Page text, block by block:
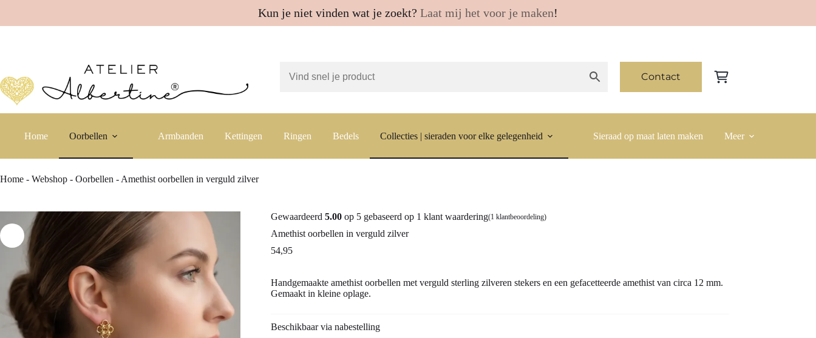
Kun je niet vinden wat je zoekt? Laat mij het voor je maken!
inhoud
Contact Winkelwagen
Home Oorbellen Armbanden Kettingen Ringen Bedels Collecties | sieraden voor elke gelegenheid Sieraad op maat laten maken Meer
Home - Webshop - Oorbellen - Amethist oorbellen in verguld zilver
Gewaardeerd5.00 op 5 gebaseerd op 1 klant waardering(1 klantbeoordeling)
Amethist oorbellen in verguld zilver
54,95
Handgemaakte amethist oorbellen met verguld sterling zilveren stekers en een gefacetteerde amethist van circa 12 mm.
Gemaakt in kleine oplage.
Beschikbaar via nabestelling